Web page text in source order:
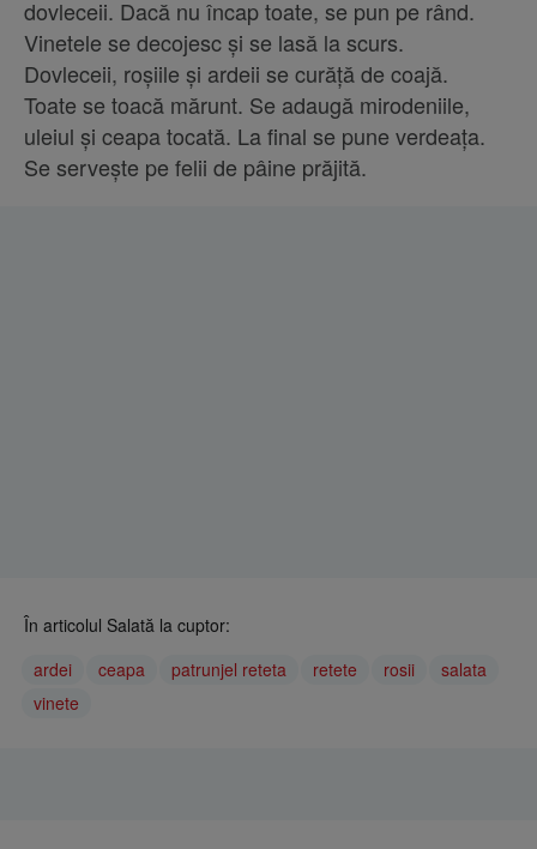
dovleceii. Dacă nu încap toate, se pun pe rând.
Vinetele se decojesc și se lasă la scurs.
Dovleceii, roșiile și ardeii se curăță de coajă.
Toate se toacă mărunt. Se adaugă mirodeniile,
uleiul și ceapa tocată. La final se pune verdeața.
Se servește pe felii de pâine prăjită.
În articolul Salată la cuptor:
ardei
ceapa patrunjel reteta retete rosii
salata
vinete